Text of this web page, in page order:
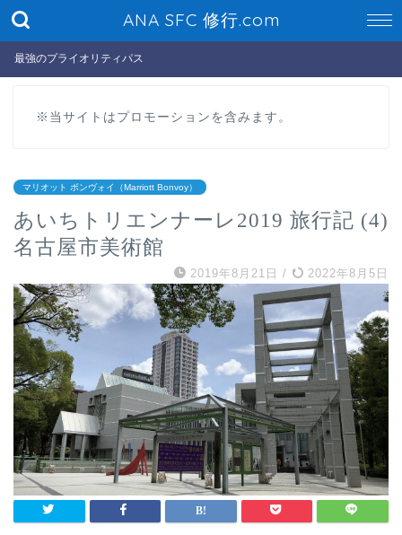
ANA SFC 修行.com
最強のプライオリティパス
※当サイトはプロモーションを含みます。
マリオット ボンヴォイ（Marriott Bonvoy）
あいちトリエンナーレ2019 旅行記 (4)
名古屋市美術館
2019年8月21日 / 2022年8月5日